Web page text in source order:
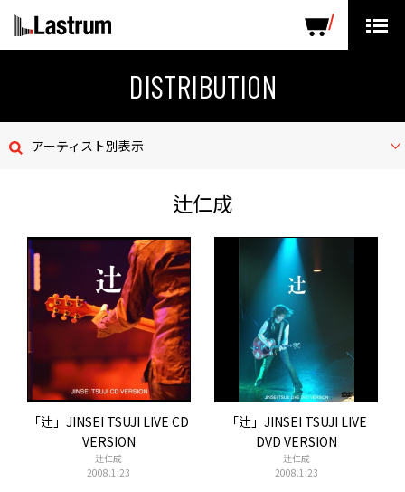
LABEL PRODUCTS
デモテープ
プライバシーポリシー
ENGLISH PAGE
DISTRIBUTION
アーティスト別表示
辻仁成
「辻」JINSEI TSUJI LIVE CD
VERSION
辻仁成
2008.1.23
「辻」JINSEI TSUJI LIVE
DVD VERSION
辻仁成
2008.1.23